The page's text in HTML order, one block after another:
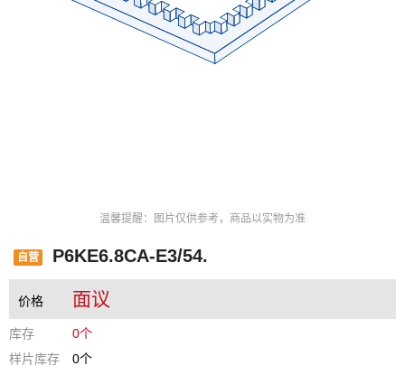
温馨提醒：图片仅供参考，商品以实物为准
自营 P6KE6.8CA-E3/54.
价格 面议
库存
0个
样片库存
0个